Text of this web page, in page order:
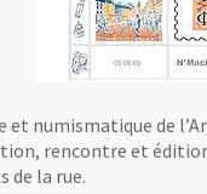
et numismatique de
rencontre et
de la rue.